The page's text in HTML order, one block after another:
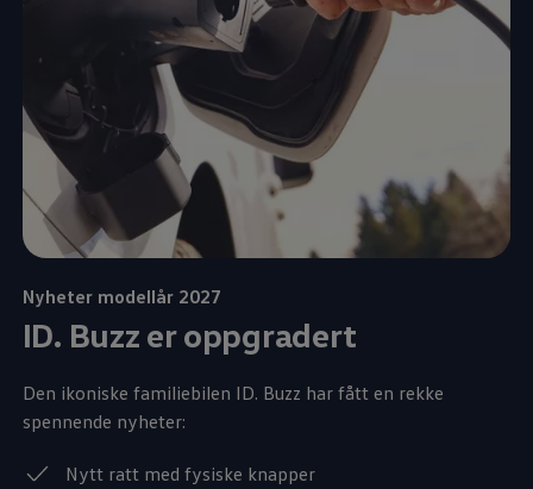
Nyheter modellår 2027
ID. Buzz er oppgradert
Den ikoniske familiebilen ID. Buzz har fått en rekke
spennende nyheter:
Nytt ratt med fysiske knapper